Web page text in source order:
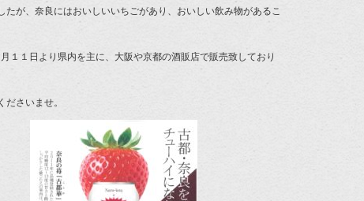
たが、奈良にはおいしいいちごがあり、おいしい飲み物があるこ
１１日より県内を主に、大阪や京都の酒販店で販売致しており
さいませ。